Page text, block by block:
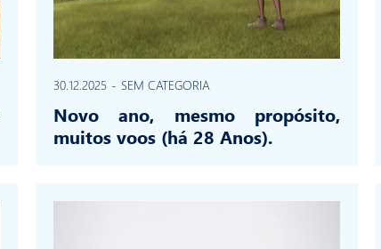
30.12.2025 - SEM CATEGORIA
Novo ano, mesmo propósito,
muitos voos (há 28 Anos).